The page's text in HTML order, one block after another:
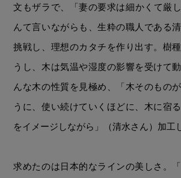
文もザラで、「妻の要求は細かくて厳
んて言いながらも、生粋の職人である
挑戦し、理想のカタチを作り出す。樹
うし、木は気温や湿度の影響を受けて
んな木の性質を見極め、「木そのもの
うに、使い続けていくほどに、木に宿
をイメージしながら」（清水さん）加工
求めたのは日本的なラインの美しさ。